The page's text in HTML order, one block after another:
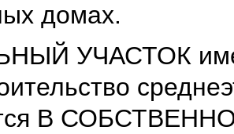
домах.
УЧАСТОК
В